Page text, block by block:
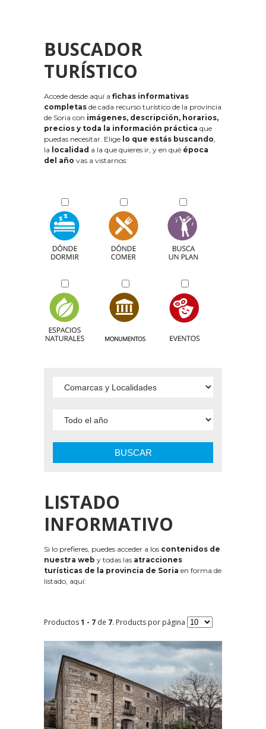
BUSCADOR
TURÍSTICO
Accede desde aquí a fichas informativas
completas de cada recurso turístico de la provincia
de Soria con imágenes, descripción, horarios,
precios y toda la información práctica que
puedas necesitar. Elige lo que estás buscando,
la localidad a la que quieres ir, y en qué época
del año vas a vistarnos:
BUSCAR
LISTADO
INFORMATIVO
Si lo prefieres, puedes acceder a los contenidos de
nuestra web y todas las atracciones
turísticas de la provincia de Soria en forma de
listado, aquí:
Productos1 - 7 de 7. Products por página